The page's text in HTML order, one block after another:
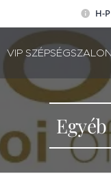
H-
VIP SZÉPSÉGSZALON